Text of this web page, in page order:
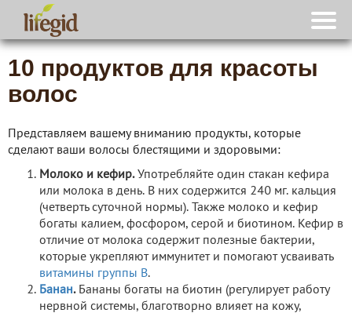
10 продуктов для красоты
волос
Представляем вашему вниманию продукты, которые
сделают ваши волосы блестящими и здоровыми:
Молоко и кефир.Употребляйте один стакан кефира
или молока в день. В них содержится 240 мг. кальция
(четверть суточной нормы). Также молоко и кефир
богаты калием, фосфором, серой и биотином. Кефир в
отличие от молока содержит полезные бактерии,
которые укрепляют иммунитет и помогают усваивать
витамины группы В.
Банан.Бананы богаты на биотин (регулирует работу
нервной системы, благотворно влияет на кожу,